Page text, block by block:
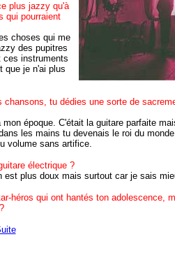
plus jazzy qu'à
qui pourraient
choses qui me
des pupitres
ces instruments
que je n'ai plus
tu dédies une sorte de
époque. C'était la guitare parfaite
les mains tu devenais le roi du
volume sans artifice.
électrique ?
plus doux mais surtout car je sais
héros qui ont hantés ton adolescence,